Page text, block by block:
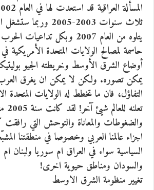
يتلوه من العام 2007 وبكل
حاسمة لمصالح الولايات المتحدة الأمريكية
أوضاع الشرق الأوسط وخريطته الجيو
يمكن تصوره. ولكن لا يمكن ان يغرق
التفاؤل، فان ما تخطط له الولايات المتحدة
والضغوطات والمعاناة والتوحش التي
اجزاء عالمنا العربي وخصوصا في منطقتنا
السياسية سواء في العراق ام سوريا ولبنان
والسودان ومناطق حيوية اخرى!
تغيير منظومة الشرق الاوسط